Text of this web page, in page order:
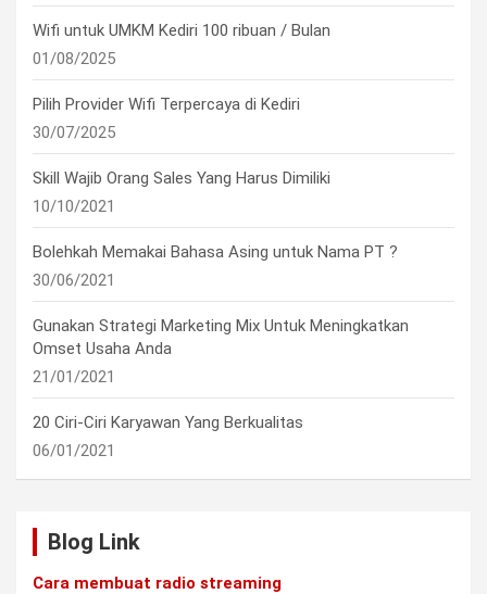
Wifi untuk UMKM Kediri 100 ribuan / Bulan
01/08/2025
Pilih Provider Wifi Terpercaya di Kediri
30/07/2025
Skill Wajib Orang Sales Yang Harus Dimiliki
10/10/2021
Bolehkah Memakai Bahasa Asing untuk Nama PT ?
30/06/2021
Gunakan Strategi Marketing Mix Untuk Meningkatkan
Omset Usaha Anda
21/01/2021
20 Ciri-Ciri Karyawan Yang Berkualitas
06/01/2021
Blog Link
Cara membuat radio streaming